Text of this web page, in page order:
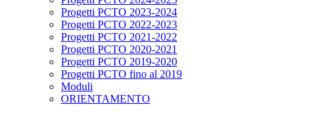
Progetti PCTO 2023-2024
Progetti PCTO 2022-2023
Progetti PCTO 2021-2022
Progetti PCTO 2020-2021
Progetti PCTO 2019-2020
Progetti PCTO fino al 2019
Moduli
ORIENTAMENTO